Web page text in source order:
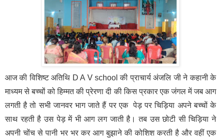
आज की विशिष्ट अतिथि D A V school की प्राचार्य अंजलि जी ने कहानी के
माध्यम से बच्चों को हिम्मत की प्रेरणा दी की किस प्रकार एक जंगल में जब आग
लगती है तो सभी जानवर भाग जाते हैं पर एक पेड़ पर चिड़िया अपने बच्चों के
साथ रहती है उस पेड़ में भी आग लग जाती है। तब उस छोटी सी चिड़िया ने
अपनी चोंच से पानी भर भर कर आग बुझाने की कोशिश करती है और वहीं एक